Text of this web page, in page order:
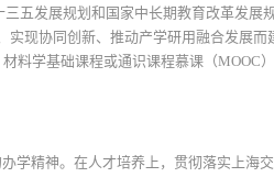
五发展规划和国家中长期教育改革发
现协同创新、推动产学研用融合发展
料学基础课程或通识课程慕课（
学精神。在人才培养上，贯彻落实上海